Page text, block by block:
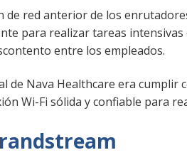
de red anterior de los
para realizar tareas
entre los empleados.
de Nava Healthcare era
Wi-Fi sólida y confiable para